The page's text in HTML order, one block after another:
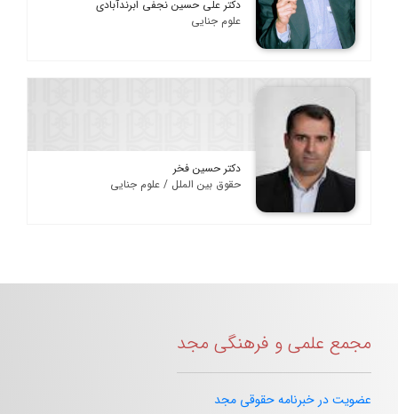
دکتر علی حسین نجفی ابرندآبادی
علوم جنایی
دکتر حسین فخر
حقوق بین الملل / علوم جنایی
مجمع علمی و فرهنگی مجد
عضویت در خبرنامه حقوقی مجد